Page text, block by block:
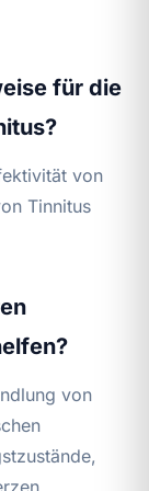
für die
von
Tinnitus
von